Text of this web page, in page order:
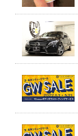
お問い
スタ
ホ